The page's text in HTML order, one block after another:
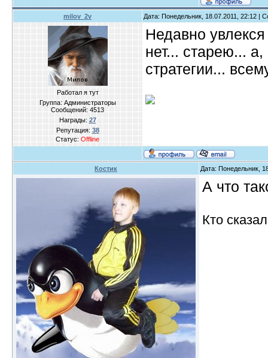
milov_2v Дата: Понедельник, 18.07.2011, 22:12 |
Работал я тут
Группа: Администраторы
Сообщений: 4513
Награды: 27
Репутация: 38
Статус: Offline
Недавно
нет... старею...
стратегии...
Костик Дата: Понедельник,
А что
Кто